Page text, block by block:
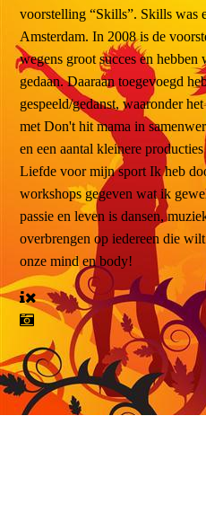
voorstelling “Skills”. Skills was
Amsterdam. In 2008 is de
wegens groot succes en
gedaan. Daaraan toegevoegd
gespeeld/gedanst, waaronder
met Don't hit mama in
en een aantal kleinere
Liefde voor mijn sport Ik heb
workshops gegeven wat ik
passie en leven is dansen,
overbrengen op iedereen die
onze mind en body!